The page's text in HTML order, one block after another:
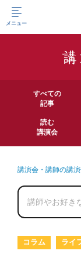
メニュー
すべての
記事
読む
講演会
講演会・講師の講
コラム ライ